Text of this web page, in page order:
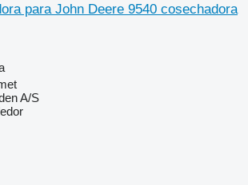
para John Deere 9540 cosechadora
A/S